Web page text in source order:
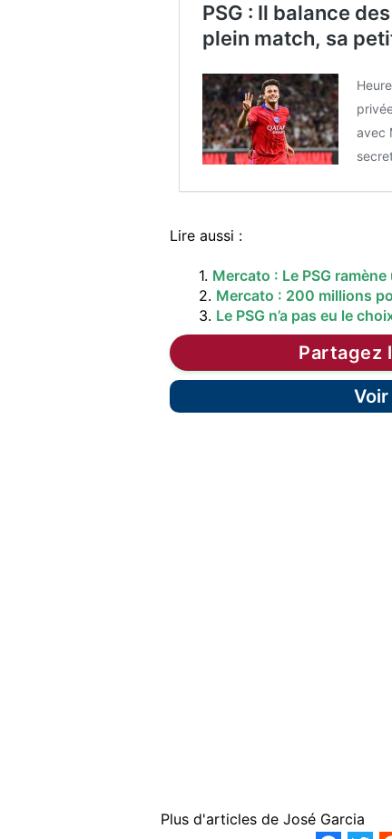
PSG : Il balance
plein match, sa
avec
Lire aussi :
1. Mercato : Le PSG
2. Mercato : 200 millions
3. Le PSG n’a pas eu le
Partagez
Plus d'articles de José Garcia